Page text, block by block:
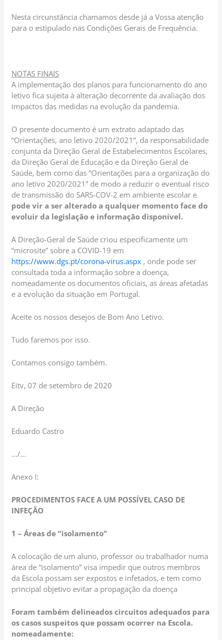
Nesta circunstância chamamos desde já a Vossa atenção
para o estipulado nas Condições Gerais de Frequência.
NOTAS FINAIS
A implementação dos planos para funcionamento do ano
letivo fica sujeita à alteração decorrente da avaliação dos
impactos das medidas na evolução da pandemia.
O presente documento é um extrato adaptado das
“Orientações, ano letivo 2020/2021”, da responsabilidade
conjunta da Direção Geral de Estabelecimentos Escolares,
da Direção Geral de Educação e da Direção Geral de
Saúde, bem como das “Orientações para a organização do
ano letivo 2020/2021” de modo a reduzir o eventual risco
de transmissão do SARS-COV-2 em ambiente escolar e
pode vir a ser alterado a qualquer momento face do
evoluir da legislação e informação disponível.
A Direção-Geral de Saúde criou especificamente um
“microsite” sobre a COVID-19 em
https://www.dgs.pt/corona-virus.aspx , onde pode ser
consultada toda a informação sobre a doença,
nomeadamente os documentos oficiais, as áreas afetadas
e a evolução da situação em Portugal.
Aceite os nossos desejos de Bom Ano Letivo.
Tudo faremos por isso.
Contamos consigo também.
Eitv, 07 de setembro de 2020
A Direção
Eduardo Castro
…/…
Anexo I:
PROCEDIMENTOS FACE A UM POSSÍVEL CASO DE
INFEÇÃO
1 – Áreas de “isolamento”
A colocação de um aluno, professor ou trabalhador numa
área de “isolamento” visa impedir que outros membros
da Escola possam ser expostos e infetados, e tem como
principal objetivo evitar a propagação da doença
Foram também delineados circuitos adequados para
os casos suspeitos que possam ocorrer na Escola.
nomeadamente: